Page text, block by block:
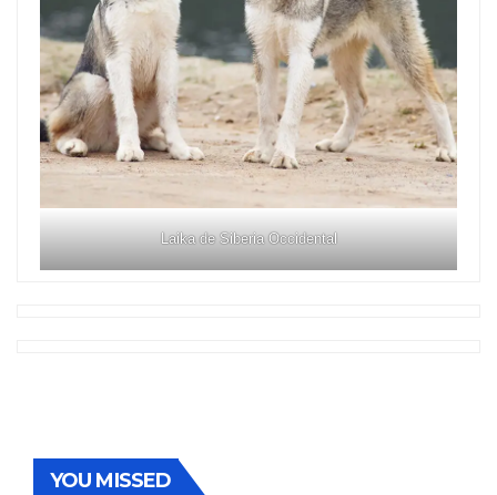
Laika de Siberia Occidental
YOU MISSED